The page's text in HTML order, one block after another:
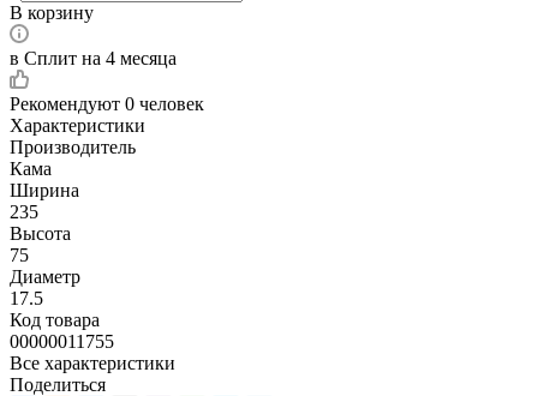
В корзину
в Сплит на 4 месяца
Рекомендуют 0 человек
Характеристики
Производитель
Кама
Ширина
235
Высота
75
Диаметр
17.5
Код товара
00000011755
Все характеристики
Поделиться